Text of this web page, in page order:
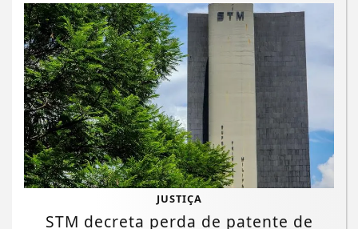
JUSTIÇA
STM decreta perda de patente de